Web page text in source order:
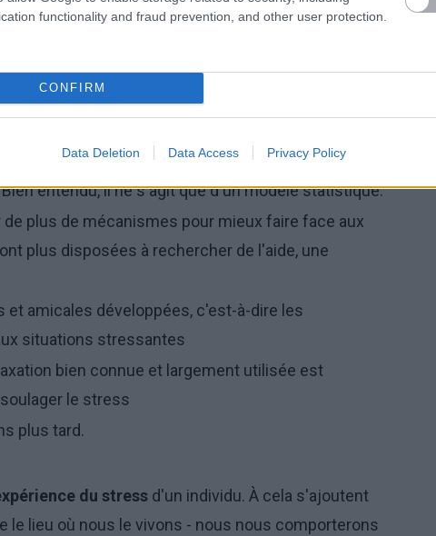
functionality and fraud prevention, and other user protection.
CONFIRM
Data Deletion Data Access Privacy Policy
niveau de stress ressenti sont les suivants :
mentale émotionnelle est plus faible
composante mentale est plus forte réagissent
ont tendance à mieux faire face aux facteurs de
entendu, il ne s'agit que d'un modèle statistique.
plus de mécanismes pour mieux faire face aux
plus disposées à rechercher de l'aide, une
et amicales développées, c'est-à-dire les
situations stressantes
bien connue et largement utilisée est
le stress
plus tard.
du stress d'un individu. À cela s'ajoutent
le lieu où nous le vivons - nous nous comporterons